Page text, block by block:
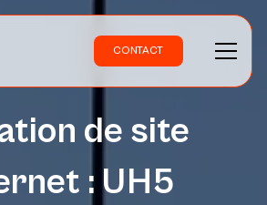
CONTACT
de site
: UH5